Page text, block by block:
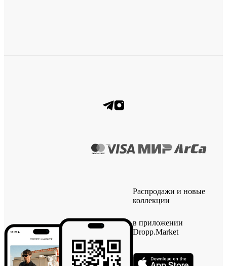
Распродажи и новые
коллекции
в приложении
Dropp.Market